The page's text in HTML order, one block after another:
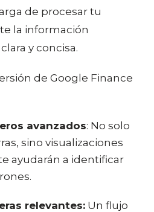
de procesar tu
la información
y concisa.
de Google Finance
avanzados: No solo
sino visualizaciones
ayudarán a identificar
relevantes: Un flujo